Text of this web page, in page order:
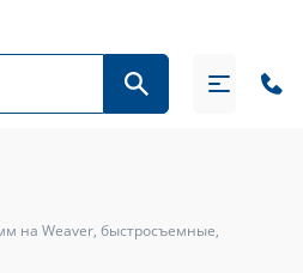
на Weaver, быстросъемные,